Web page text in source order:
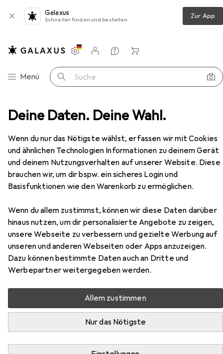
Deine Daten. Deine Wahl.
Wenn du nur das Nötigste wählst, erfassen wir mit Cookies
und ähnlichen Technologien Informationen zu deinem Gerät
und deinem Nutzungsverhalten auf unserer Website. Diese
brauchen wir, um dir bspw. ein sicheres Login und
Basisfunktionen wie den Warenkorb zu ermöglichen.
Wenn du allem zustimmst, können wir diese Daten darüber
hinaus nutzen, um dir personalisierte Angebote zu zeigen,
unsere Webseite zu verbessern und gezielte Werbung auf
unseren und anderen Webseiten oder Apps anzuzeigen.
Dazu können bestimmte Daten auch an Dritte und
Werbepartner weitergegeben werden.
Allem zustimmen
Nur das Nötigste
Galaxus
Schneller finden und bestellen Zur App
Navigation nach Kategorien
Menü Suche
Einstellungen
Kundenkonto
Vergleichslisten
Merklisten
Warenkorb
Möbel Wohnzimmer Regal vidaXL Graham
EUR
93,63
vidaXLGraham
102 x 32 x 108 cm
Zubehör für vidaXL Graham
Hier findest du passendes Zubehör zum Produkt vidaXL
Graham aus der Kategorie Möbelgleiter + Schutzpuffer.
Relevanz